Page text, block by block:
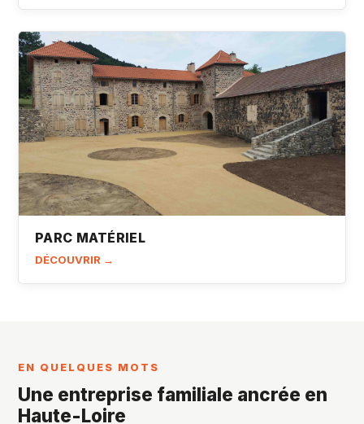
PARC MATÉRIEL
DÉCOUVRIR →
EN QUELQUES MOTS
Une entreprise familiale ancrée en
Haute-Loire